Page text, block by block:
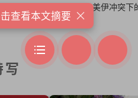
力 “油”击战 美伊冲突下
写
查看本文摘要 ×